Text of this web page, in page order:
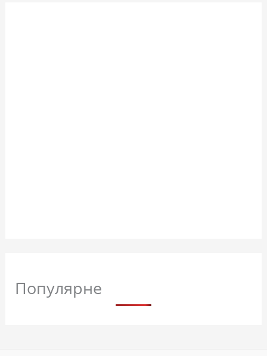
Популярне